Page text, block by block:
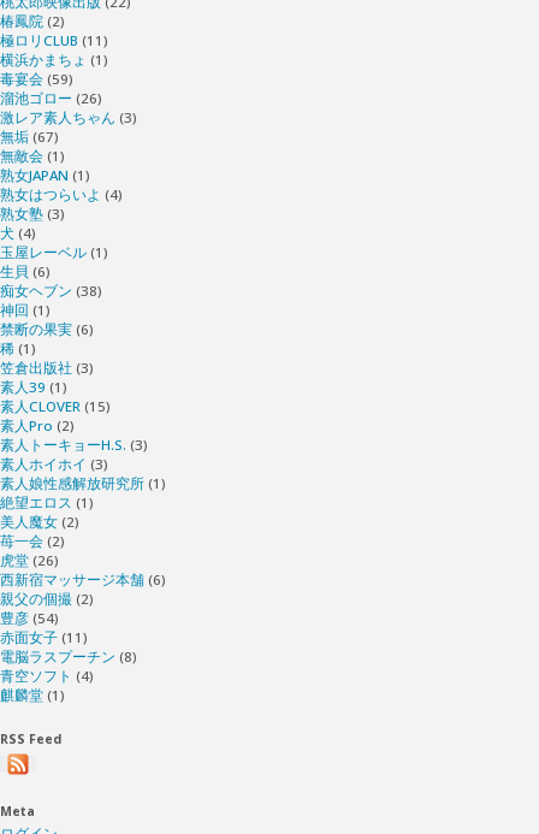
椿鳳院 (2)
極ロリCLUB (11)
横浜かまちょ (1)
毒宴会 (59)
溜池ゴロー (26)
激レア素人ちゃん (3)
無垢 (67)
無敵会 (1)
熟女JAPAN (1)
熟女はつらいよ (4)
熟女塾 (3)
犬 (4)
玉屋レーベル (1)
生貝 (6)
痴女ヘブン (38)
神回 (1)
禁断の果実 (6)
稀 (1)
笠倉出版社 (3)
素人39 (1)
素人CLOVER (15)
素人Pro (2)
素人トーキョーH.S. (3)
素人ホイホイ (3)
素人娘性感解放研究所 (1)
絶望エロス (1)
美人魔女 (2)
苺一会 (2)
虎堂 (26)
西新宿マッサージ本舗 (6)
親父の個撮 (2)
豊彦 (54)
赤面女子 (11)
電脳ラスプーチン (8)
青空ソフト (4)
麒麟堂 (1)
RSS Feed
Meta